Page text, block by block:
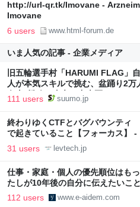
http://url-qr.tk/Imovane -
Imovane
6 users www.html-forum.de
いま人気の記事 - 企業メディア
旧五輪選手村「HARUMI FLAG」
人が本気スキルで挑む、盆踊り2
向上”戦略 東京・中央区
111 users suumo.jp
終わりゆくCTFとバグバウンティ
で起きていること【フォーカス】
31 users levtech.jp
仕事・家庭・個人の優先順位はも
たしが10年後の自分に伝えたいこ
112 users www.e-aidem.com